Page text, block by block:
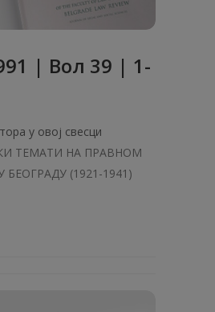
| Вол 39 | 1-
у овој свесци
ТЕМАТИ НА ПРАВНОМ
БЕОГРАДУ (1921-1941)